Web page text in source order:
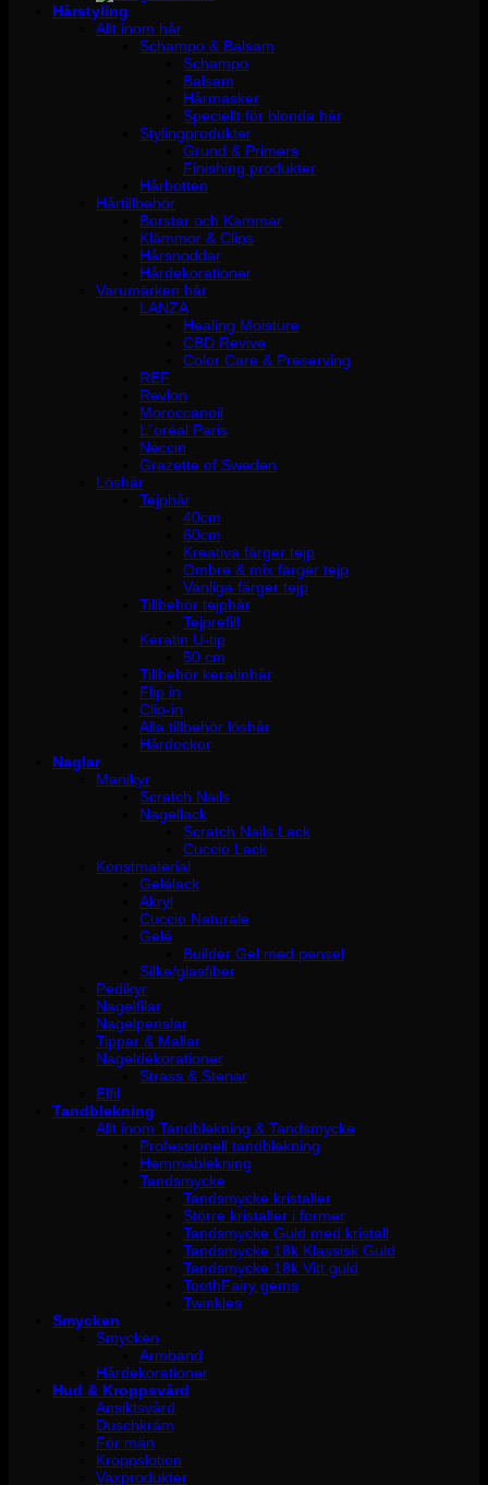
Hårstyling
Allt inom hår
Schampo & Balsam
Schampo
Balsam
Hårmasker
Speciellt för blonda hår
Stylingprodukter
Grund & Primers
Finishing produkter
Hårbotten
Hårtillbehör
Borstar och Kammar
Klämmor & Clips
Hårsnoddar
Hårdekorationer
Varumärken hår
LANZA
Healing Moisture
CBD Revive
Color Care & Preserving
REF
Revlon
Moroccanoil
L´oréal Paris
Neccin
Grazette of Sweden
Löshår
Tejphår
40cm
60cm
Kreativa färger tejp
Ombre & mix färger tejp
Vanliga färger tejp
Tillbehör tejphår
Tejprefill
Keratin U-tip
50 cm
Tillbehör keratinhår
Flip in
Clip-in
Alla tillbehör löshår
Hårdockor
Naglar
Manikyr
Scratch Nails
Nagellack
Scratch Nails Lack
Cuccio Lack
Konstmaterial
Gelélack
Akryl
Cuccio Naturale
Gelé
Builder Gel med pensel
Silke/glasfiber
Pedikyr
Nagelfilar
Nagelpenslar
Tippar & Mallar
Nageldekorationer
Strass & Stenar
Elfil
Tandblekning
Allt inom Tandblekning & Tandsmycke
Professionell tandblekning
Hemmablekning
Tandsmycke
Tandsmycke kristaller
Större kristaller i former
Tandsmycke Guld med kristall
Tandsmycke 18k Klassisk Guld
Tandsmycke 18k Vitt guld
ToothFairy gems
Twinkles
Smycken
Smycken
Armband
Hårdekorationer
Hud & Kroppsvård
Ansiktsvård
Duschkräm
För män
Kroppslotion
Vaxprodukter